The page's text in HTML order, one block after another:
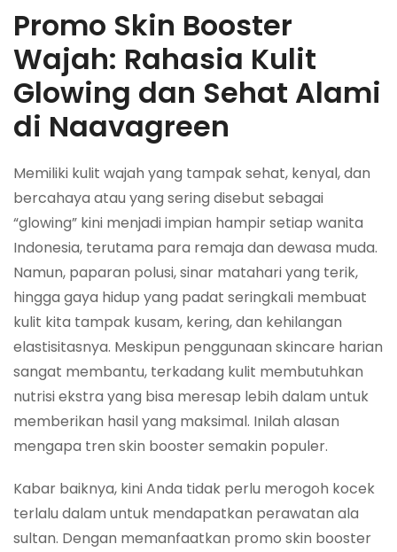
Promo Skin Booster
Wajah: Rahasia Kulit
Glowing dan Sehat Alami
di Naavagreen
Memiliki kulit wajah yang tampak sehat, kenyal, dan
bercahaya atau yang sering disebut sebagai
“glowing” kini menjadi impian hampir setiap wanita
Indonesia, terutama para remaja dan dewasa muda.
Namun, paparan polusi, sinar matahari yang terik,
hingga gaya hidup yang padat seringkali membuat
kulit kita tampak kusam, kering, dan kehilangan
elastisitasnya. Meskipun penggunaan skincare harian
sangat membantu, terkadang kulit membutuhkan
nutrisi ekstra yang bisa meresap lebih dalam untuk
memberikan hasil yang maksimal. Inilah alasan
mengapa tren skin booster semakin populer.
Kabar baiknya, kini Anda tidak perlu merogoh kocek
terlalu dalam untuk mendapatkan perawatan ala
sultan. Dengan memanfaatkan promo skin booster